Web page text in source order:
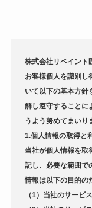
株式会社リペイント
お客様個人を識別し
いて以下の基本方針
解し遵守することに
うよう努めてまいり
1.個人情報の取得と
当社が個人情報を取
記し、必要な範囲で
情報は以下の目的の
（1）当社のサービ